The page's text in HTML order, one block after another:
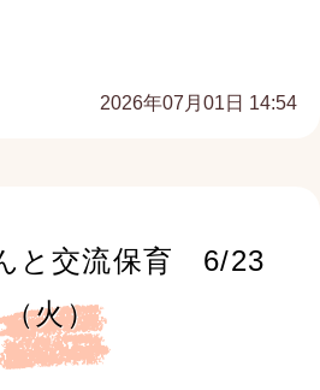
2026年07月01日 14:54
と交流保育 6/23
（火）